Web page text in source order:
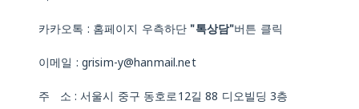
카카오톡 : 홈페이지 우측하단 "톡상담"버튼 클릭
이메일 : grisim-y@hanmail.net
주 소 : 서울시 중구 동호로12길 88 디오빌딩 3층